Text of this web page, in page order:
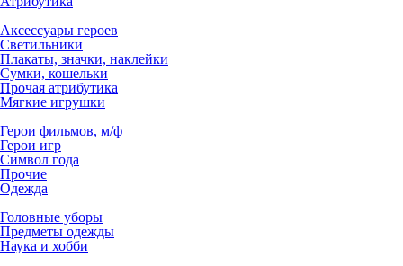
Аксессуары героев
Светильники
Плакаты, значки, наклейки
Сумки, кошельки
Прочая атрибутика
Мягкие игрушки
Герои фильмов, м/ф
Герои игр
Символ года
Прочие
Одежда
Головные уборы
Предметы одежды
Наука и хобби